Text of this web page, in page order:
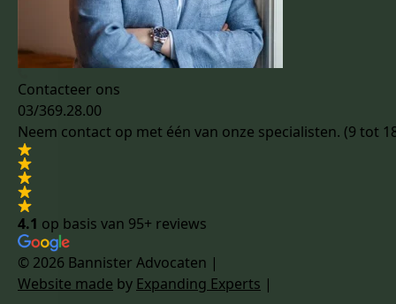
Contacteer ons
03/369.28.00
Neem contact op met één van onze specialisten. (9 tot
4.1 op basis van 95+ reviews
© 2026 Bannister Advocaten |
Website made by Expanding Experts |